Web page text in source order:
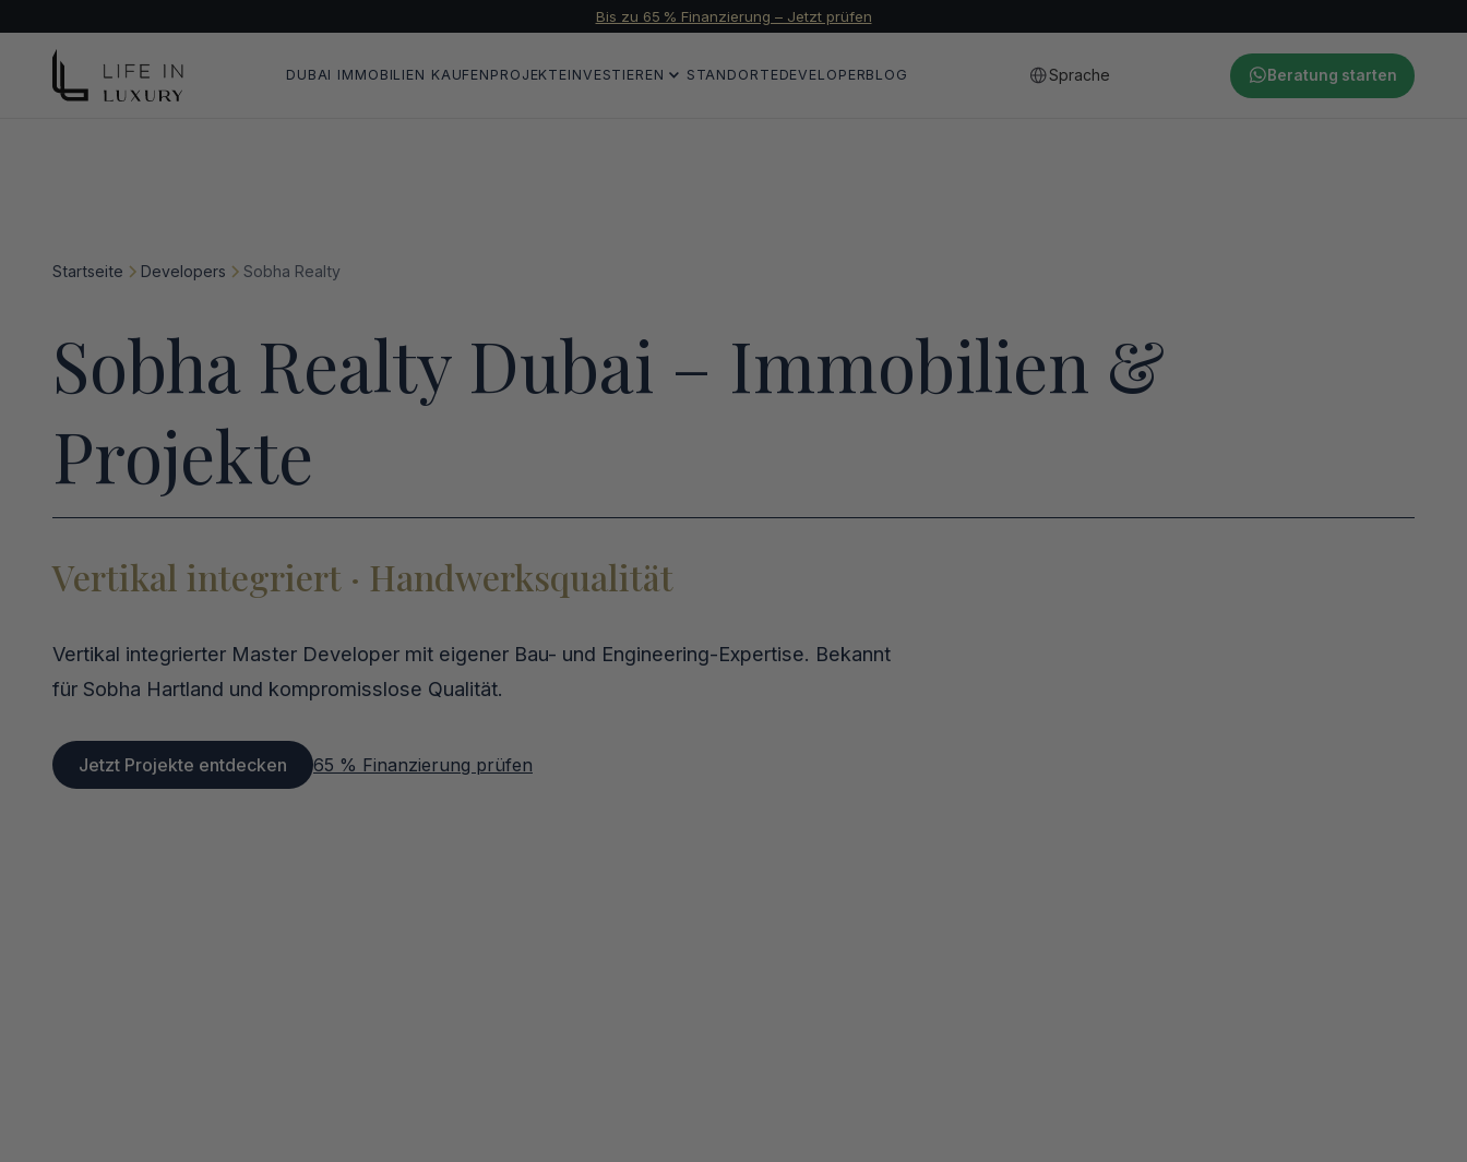
Bis zu 65 % Finanzierung – Jetzt prüfen
DUBAI IMMOBILIEN KAUFEN PROJEKTEINVESTIEREN STANDORTEDEVELOPERBLOG Sprache Beratung starten
Startseite Developers Sobha Realty
Sobha Realty Dubai – Immobilien &
Projekte
Vertikal integriert · Handwerksqualität
Vertikal integrierter Master Developer mit eigener Bau- und Engineering-Expertise. Bekannt
für Sobha Hartland und kompromisslose Qualität.
Jetzt Projekte entdecken 65 % Finanzierung prüfen